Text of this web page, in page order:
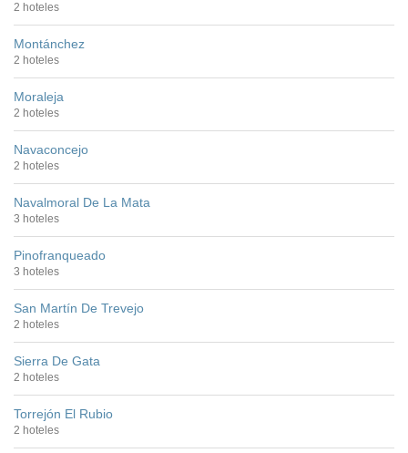
2 hoteles
Montánchez
2 hoteles
Moraleja
2 hoteles
Navaconcejo
2 hoteles
Navalmoral De La Mata
3 hoteles
Pinofranqueado
3 hoteles
San Martín De Trevejo
2 hoteles
Sierra De Gata
2 hoteles
Torrejón El Rubio
2 hoteles